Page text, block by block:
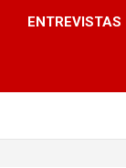
ENTREVISTAS